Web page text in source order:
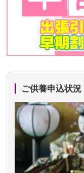
ご供養申込状況